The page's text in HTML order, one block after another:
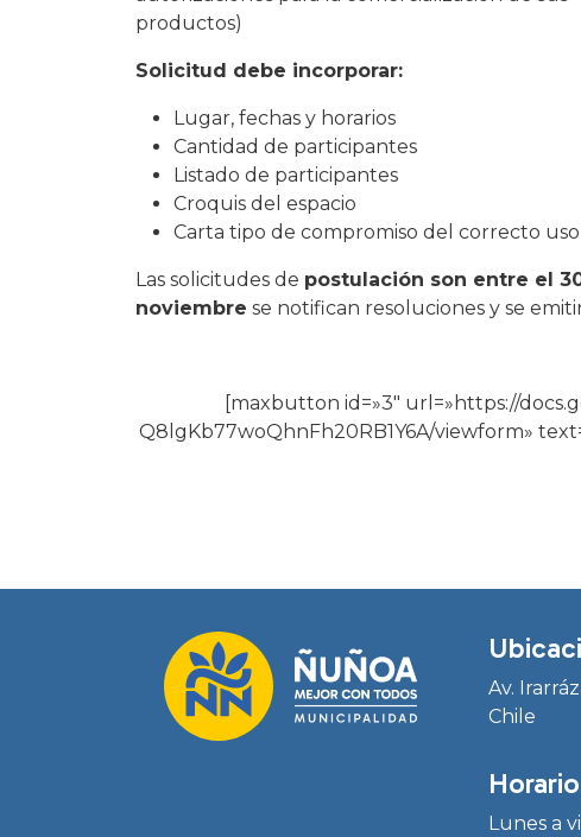
productos)
Solicitud debe incorporar:
Lugar, fechas y horarios
Cantidad de participantes
Listado de participantes
Croquis del espacio
Carta tipo de compromiso del correcto
Las solicitudes de postulación son entre el
noviembre se notifican resoluciones y se
[maxbutton id=»3″ url=»https://
Q8lgKb77woQhnFh20RB1Y6A/viewform»
Av.
Chile
Lunes a